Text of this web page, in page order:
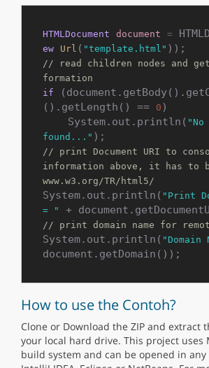
HTMLDocument document =
ew
Url ( "template.html"
// read children nodes and
formation
if
().getLength() ==
0 )
    System.out.println(
"No
found..."
// print Document URI to
information above, it has to
www.w3.org/TR/html5/
System.out.println( "Print
= "
// print domain name for remote
System.out.println( "Domain
How to use the Contoh?
Clone or Download the ZIP and extract
your local hard drive. This project uses
build system and can be opened in any